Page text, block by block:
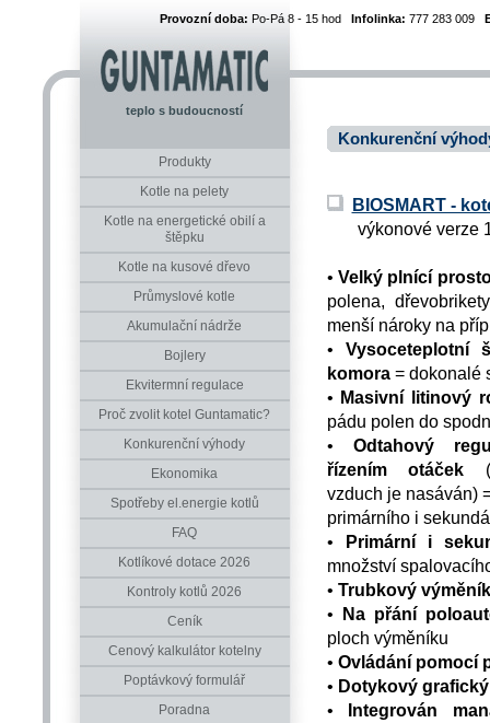
Provozní doba: Po-Pá 8 - 15 hod Infolinka: 777 283 009
teplo s budoucností
Produkty
Kotle na pelety
Kotle na energetické obilí a
štěpku
Kotle na kusové dřevo
Průmyslové kotle
Akumulační nádrže
Bojlery
Ekvitermní regulace
Proč zvolit kotel Guntamatic?
Konkurenční výhody
Ekonomika
Spotřeby el.energie kotlů
FAQ
Kotlíkové dotace 2026
Kontroly kotlů 2026
Ceník
Cenový kalkulátor kotelny
Poptávkový formulář
Poradna
Konkurenční
BIOSMART -
výkonové verze
• Velký plnící
polena,
menší nároky na
• Vysoceteplotní
komora= dokonalé
• Masivní litinový
pádu polen do
• Odtahový
řízením otáček
vzduch je nasáván)
primárního i
•
Primární i
množství
• Trubkový
•
Na přání
ploch výměníku
• Ovládání pomocí
• Dotykový
•
Integrován